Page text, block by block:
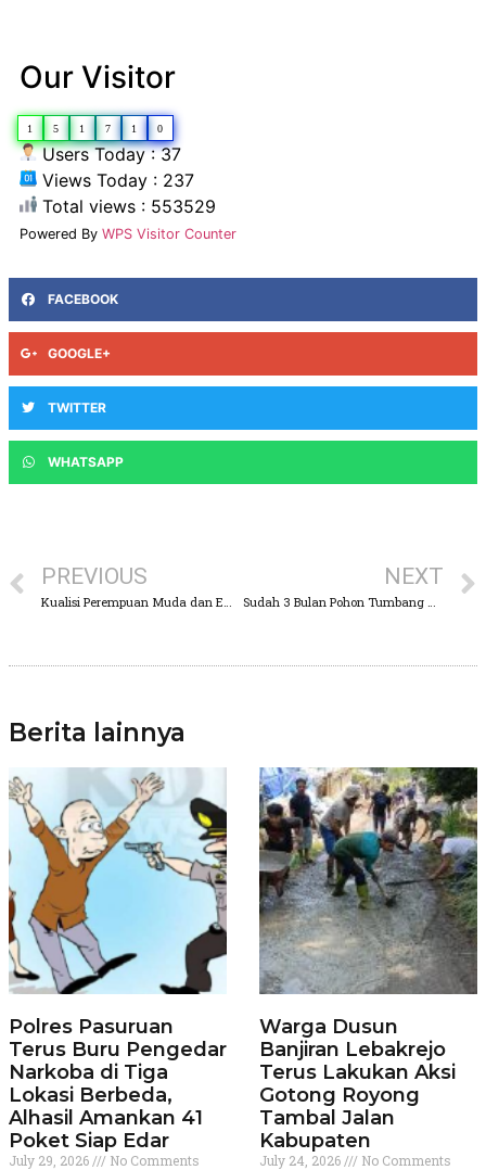
Our Visitor
1 5 1 7 1 0
Users Today : 37
Views Today : 237
Total views : 553529
Powered By WPS Visitor Counter
FACEBOOK
GOOGLE+
TWITTER
WHATSAPP
PREVIOUS NEXT
Berita lainnya
Polres Pasuruan
Terus Buru Pengedar
Narkoba di Tiga
Lokasi Berbeda,
Alhasil Amankan 41
Poket Siap Edar
July 29, 2026 No Comments
Warga Dusun
Banjiran Lebakrejo
Terus Lakukan Aksi
Gotong Royong
Tambal Jalan
Kabupaten
July 24, 2026 No Comments